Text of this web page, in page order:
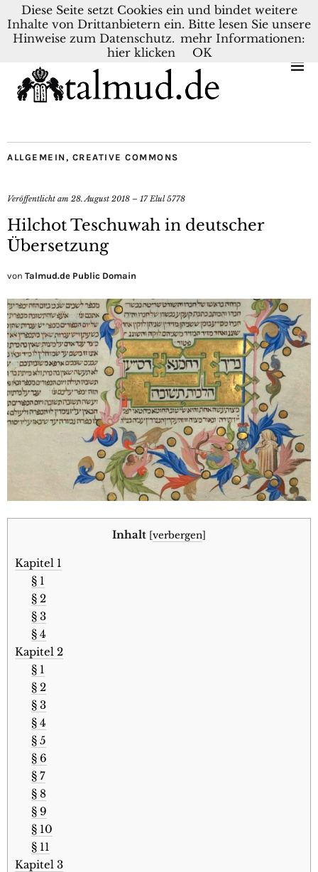
KONTAKT BLOG DEUTSCH NEDERLANDS
ALLGEMEIN, CREATIVE COMMONS
Veröffentlicht am 28. August 2018 – 17 Elul 5778
Hilchot Teschuwah in deutscher
Übersetzung
von Talmud.de Public Domain
Inhalt [verbergen]
Kapitel 1
§ 1
§ 2
§ 3
§ 4
Kapitel 2
§ 1
§ 2
§ 3
§ 4
§ 5
§ 6
§ 7
§ 8
§ 9
§ 10
§ 11
Kapitel 3
Diese Seite setzt Cookies ein und bindet weitere
Inhalte von Drittanbietern ein. Bitte lesen Sie unsere
Hinweise zum Datenschutz. mehr Informationen:
hier klicken
OK